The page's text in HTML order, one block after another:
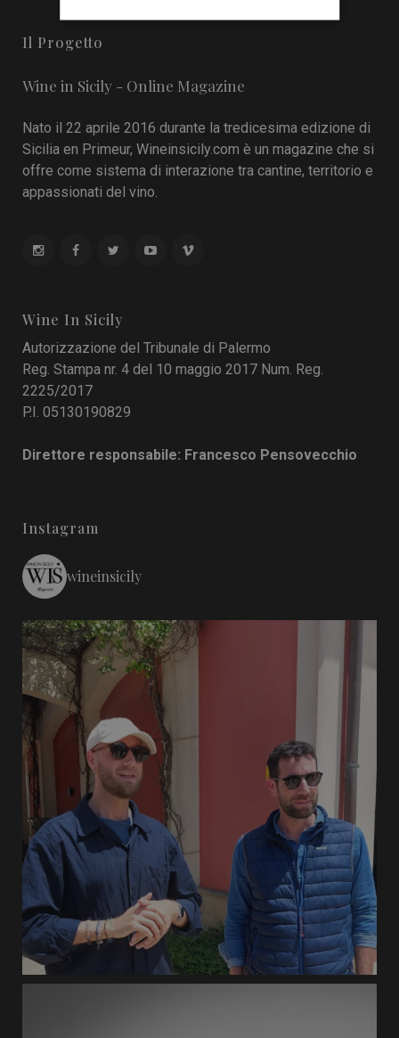
Il Progetto
Wine in Sicily - Online Magazine
Nato il 22 aprile 2016 durante la tredicesima edizione di
Sicilia en Primeur, Wineinsicily.com è un magazine che si
offre come sistema di interazione tra cantine, territorio e
appassionati del vino.
Wine In Sicily
Autorizzazione del Tribunale di Palermo
Reg. Stampa nr. 4 del 10 maggio 2017 Num. Reg.
2225/2017
P.I. 05130190829
Direttore responsabile: Francesco Pensovecchio
Instagram
wineinsicily